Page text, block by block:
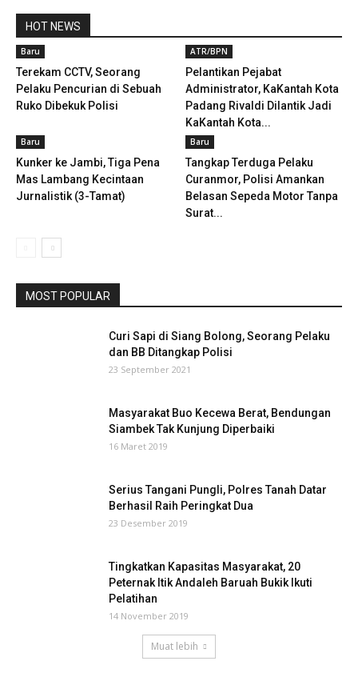
HOT NEWS
Baru
Terekam CCTV, Seorang
Pelaku Pencurian di Sebuah
Ruko Dibekuk Polisi
ATR/BPN
Pelantikan Pejabat
Administrator, KaKantah Kota
Padang Rivaldi Dilantik Jadi
KaKantah Kota...
Baru
Kunker ke Jambi, Tiga Pena
Mas Lambang Kecintaan
Jurnalistik (3-Tamat)
Baru
Tangkap Terduga Pelaku
Curanmor, Polisi Amankan
Belasan Sepeda Motor Tanpa
Surat...
MOST POPULAR
Curi Sapi di Siang Bolong, Seorang Pelaku
dan BB Ditangkap Polisi
23 September 2021
Masyarakat Buo Kecewa Berat, Bendungan
Siambek Tak Kunjung Diperbaiki
16 Maret 2019
Serius Tangani Pungli, Polres Tanah Datar
Berhasil Raih Peringkat Dua
23 Desember 2019
Tingkatkan Kapasitas Masyarakat, 20
Peternak Itik Andaleh Baruah Bukik Ikuti
Pelatihan
14 November 2019
Muat lebih